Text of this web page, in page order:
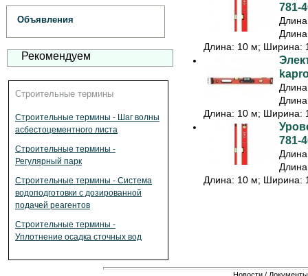
Объявления
Рекомендуем
Строительные термины
Строительные термины - Шаг волны
асбестоцементного листа
Строительные термины -
Регулярный парк
Строительные термины - Система
водоподготовки с дозированной
подачей реагентов
Строительные термины -
Уплотнение осадка сточных вод
781-
Длина: 10 м; Ширина:
Длина: 10 м; Ширина:
781-
Длина: 10 м; Ширина: